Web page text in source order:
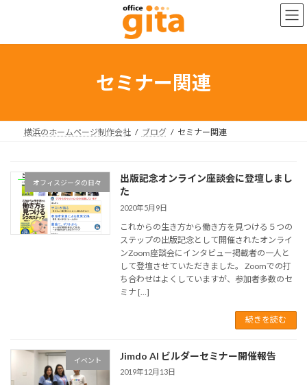
ン
ー
セミナー関連
横浜のホームページ制作会社 ブログ セミナー関連
オフィスジータの日々
出版記念オンライン座談会に登壇しまし
た
2020年5月9日
これからの生き方から働き方を見つける５つの
ステップの出版記念として開催されたオンライ
ンZoom座談会にインタビュー掲載者の一人と
して登壇させていただきました。 Zoomでの打
ち合わせはよくしていますが、参加者多数のセ
ミナ […]
続きを読む
イベント Jimdo AI ビルダーセミナー開催報告
2019年12月13日